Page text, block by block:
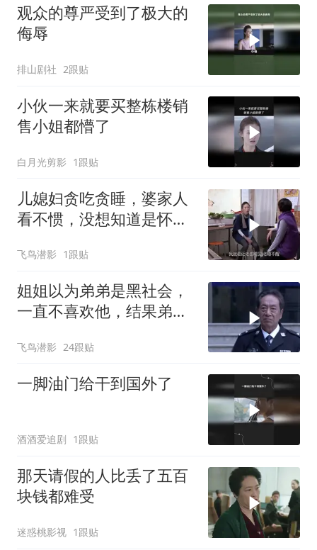
观众的尊严受到了极大的
侮辱
排山剧社 2跟贴
小伙一来就要买整栋楼销
售小姐都懵了
白月光剪影 1跟贴
儿媳妇贪吃贪睡，婆家人
看不惯，没想知道是怀孕
飞鸟潜影 1跟贴
姐姐以为弟弟是黑社会，
一直不喜欢他，结果弟弟
飞鸟潜影 24跟贴
一脚油门给干到国外了
酒酒爱追剧 1跟贴
那天请假的人比丢了五百
块钱都难受
迷惑桃影视 1跟贴